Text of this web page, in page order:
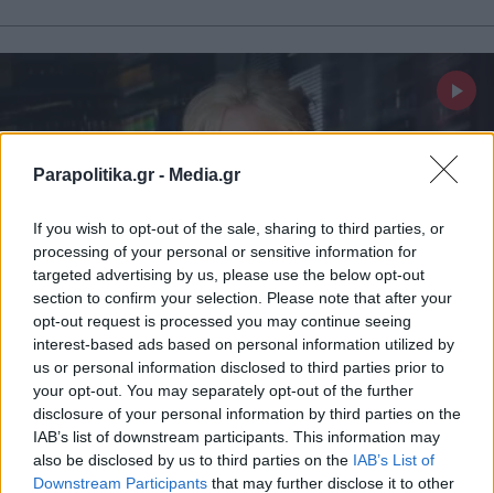
Parapolitika.gr - Media.gr
If you wish to opt-out of the sale, sharing to third parties, or
processing of your personal or sensitive information for
targeted advertising by us, please use the below opt-out
section to confirm your selection. Please note that after your
opt-out request is processed you may continue seeing
interest-based ads based on personal information utilized by
us or personal information disclosed to third parties prior to
your opt-out. You may separately opt-out of the further
disclosure of your personal information by third parties on the
IAB’s list of downstream participants. This information may
also be disclosed by us to third parties on the IAB’s List of
Downstream Participants that may further disclose it to other
LIFESTYLE 04.06.2024 12:43
PARAPOLITIKA NEWSROOM
Μορφούλα Ιακωβίδου: "Η μεγαλύτερη
παρεξήγηση που με αφορούσε ήταν στο
Εγγραφή στο newsletter